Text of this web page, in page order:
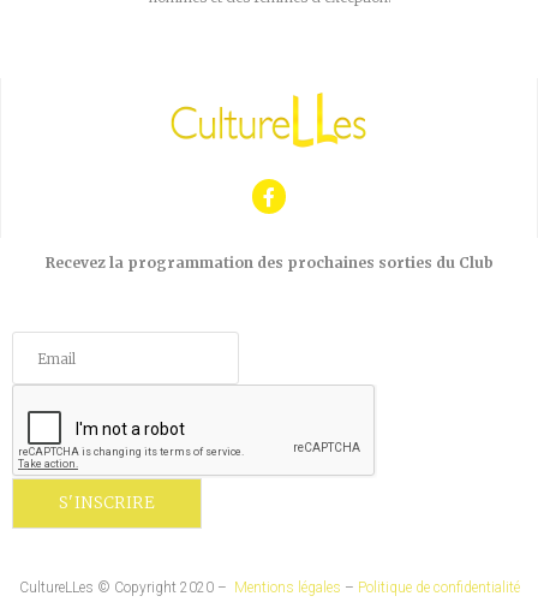
Recevez la programmation des prochaines sorties du Club
CultureLLes © Copyright 2020 – Mentions légales – Politique de confidentialité